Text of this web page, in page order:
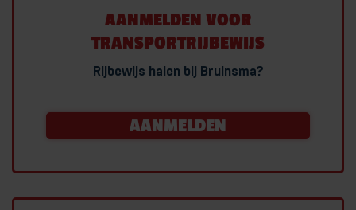
AANMELDEN VOOR
TRANSPORTRIJBEWIJS
Rijbewijs halen bij Bruinsma?
AANMELDEN